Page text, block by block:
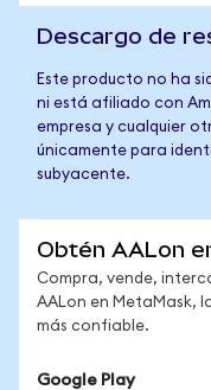
Descargo de
Este producto no ha
ni está afiliado con
empresa y cualquier
únicamente para
subyacente.
Obtén AALon
Compra, vende,
AALon en MetaMask,
más confiable.
Google Play